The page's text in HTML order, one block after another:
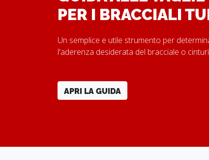
PER I BRACCIALI
Un semplice e utile strumento per
l'aderenza desiderata del bracciale o
APRI LA GUIDA